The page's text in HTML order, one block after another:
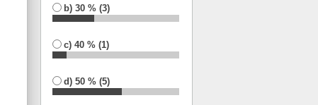
b) 30 % (3)
c) 40 % (1)
d) 50 % (5)